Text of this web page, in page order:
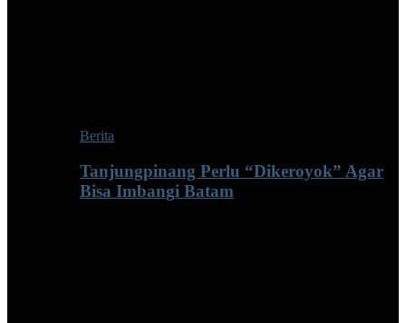
Berita
Tanjungpinang Perlu “Dikeroyok” Agar
Bisa Imbangi Batam